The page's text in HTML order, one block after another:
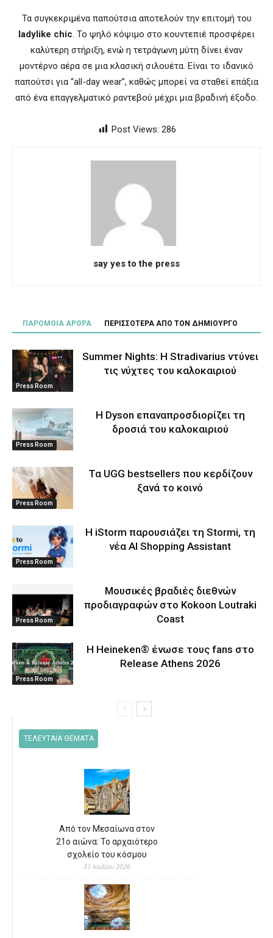
Τα συγκεκριμένα παπούτσια αποτελούν την επιτομή του
ladylike chic. Το ψηλό κόψιμο στο κουντεπιέ προσφέρει
καλύτερη στήριξη, ενώ η τετράγωνη μύτη δίνει έναν
μοντέρνο αέρα σε μια κλασική σιλουέτα. Είναι το ιδανικό
παπούτσι για “all-day wear”, καθώς μπορεί να σταθεί επάξια
από ένα επαγγελματικό ραντεβού μέχρι μια βραδινή έξοδο.
Post Views: 286
say yes to the press
ΠΑΡΟΜΟΙΑ ΑΡΘΡΑ ΠΕΡΙΣΣΟΤΕΡΑ ΑΠΟ ΤΟΝ ΔΗΜΙΟΥΡΓΟ
Press Room
Summer Nights: Η Stradivarius ντύνει
τις νύχτες του καλοκαιριού
Press Room
Η Dyson επαναπροσδιορίζει τη
δροσιά του καλοκαιριού
Press Room
Τα UGG bestsellers που κερδίζουν
ξανά το κοινό
Press Room
Η iStorm παρουσιάζει τη Stormi, τη
νέα AI Shopping Assistant
Press Room
Μουσικές βραδιές διεθνών
προδιαγραφών στο Kokoon Loutraki
Coast
Press Room
Η Heineken® ένωσε τους fans στο
Release Athens 2026
ΤΕΛΕΥΤΑΙΑ ΘΕΜΑΤΑ
Από τον Μεσαίωνα στον
21ο αιώνα: Το αρχαιότερο
σχολείο του κόσμου
31 Ιουλίου 2026